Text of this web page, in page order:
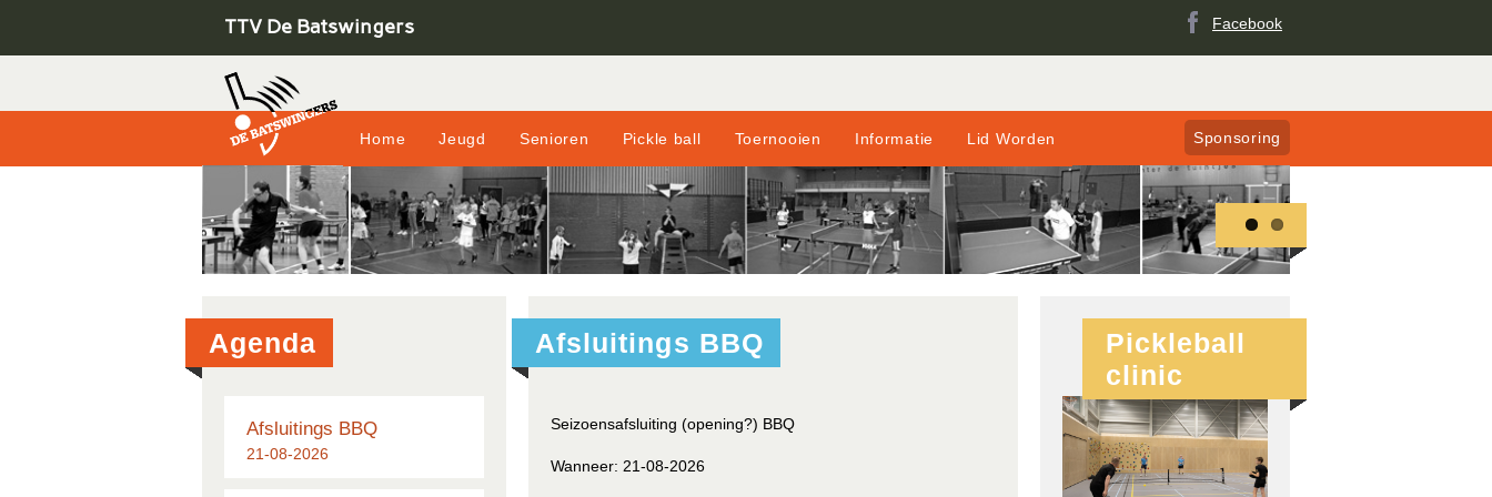
TTV De Batswingers Facebook
Home Jeugd Senioren Pickle ball Toernooien Informatie Lid Worden Sponsoring
Afsluitings BBQ
Seizoensafsluiting (opening?) BBQ
Wanneer: 21-08-2026
Agenda
Afsluitings BBQ
21-08-2026
Pickleball
clinic